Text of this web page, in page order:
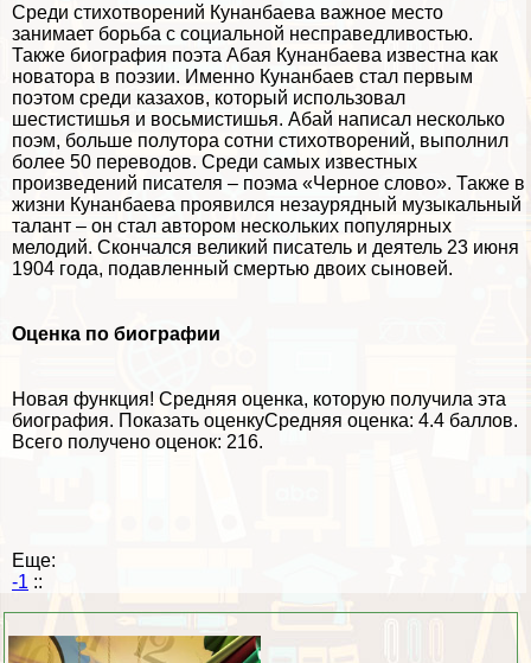
Среди стихотворений Кунанбаева важное место
занимает борьба с социальной несправедливостью.
Также биография поэта Абая Кунанбаева известна как
новатора в поэзии. Именно Кунанбаев стал первым
поэтом среди казахов, который использовал
шестистишья и восьмистишья. Абай написал несколько
поэм, больше полутора сотни стихотворений, выполнил
более 50 переводов. Среди самых известных
произведений писателя – поэма «Черное слово». Также в
жизни Кунанбаева проявился незаурядный музыкальный
талант – он стал автором нескольких популярных
мелодий. Скончался великий писатель и деятель 23 июня
1904 года, подавленный cмepтью двоих сыновей.
Оценка по биографии
Новая функция! Средняя оценка, которую получила эта
биография. Показать оценкуСредняя оценка: 4.4 баллов.
Всего получено оценок: 216.
Еще:
-1 ::